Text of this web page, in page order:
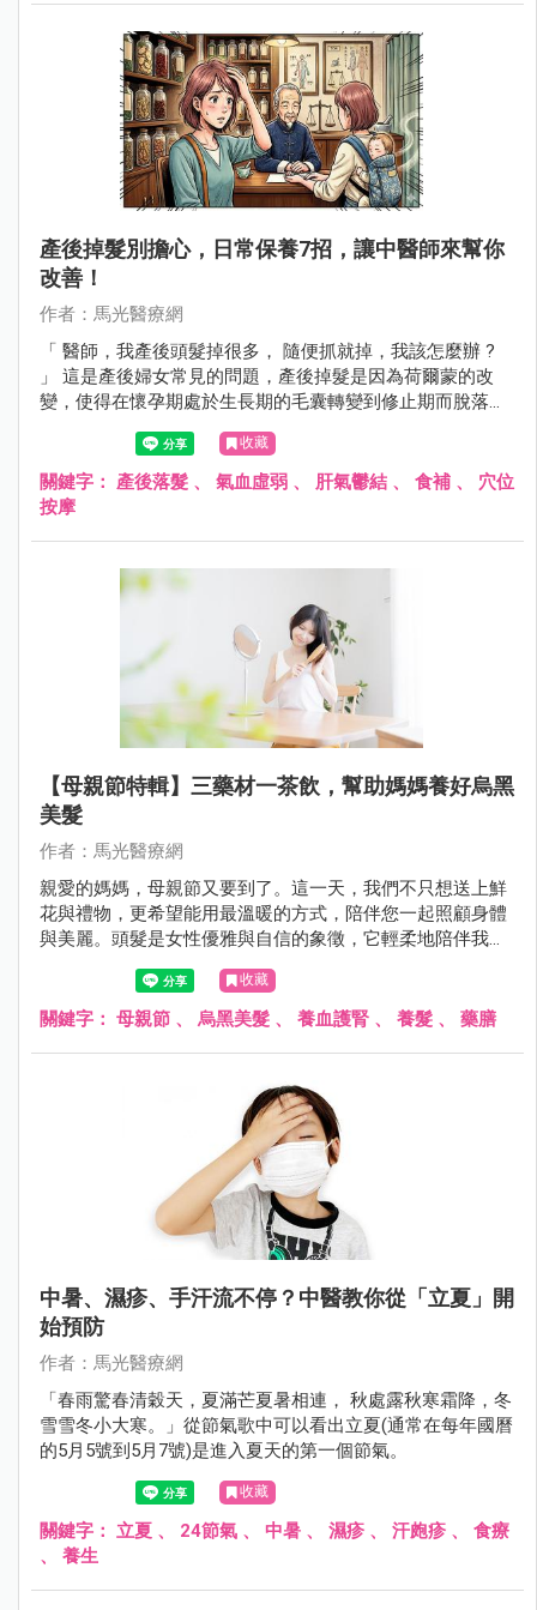
產後掉髮別擔心，日常保養7招，讓中醫師來幫你
改善！
作者：馬光醫療網
「 醫師，我產後頭髮掉很多， 隨便抓就掉，我該怎麼辦 ?
」 這是產後婦女常見的問題，產後掉髮是因為荷爾蒙的改
變，使得在懷孕期處於生長期的毛囊轉變到修止期而脫落，
通常在產後3到6個月開始，半年後會慢慢恢復，此外情緒壓
力、身心疲勞、氣血虛弱等情形會加劇產後掉髮的情況，如
果產後掉髮持續超過一年或掉髮嚴重 ，就應該尋求中醫師幫
忙調理。
收藏
關鍵字： 產後落髮 、 氣血虛弱 、 肝氣鬱結 、 食補 、 穴位
按摩
【母親節特輯】三藥材一茶飲，幫助媽媽養好烏黑
美髮
作者：馬光醫療網
親愛的媽媽，母親節又要到了。這一天，我們不只想送上鮮
花與禮物，更希望能用最溫暖的方式，陪伴您一起照顧身體
與美麗。頭髮是女性優雅與自信的象徵，它輕柔地陪伴我們
走過每一個日子。
收藏
關鍵字： 母親節 、 烏黑美髮 、 養血護腎 、 養髮 、 藥膳
中暑、濕疹、手汗流不停？中醫教你從「立夏」開
始預防
作者：馬光醫療網
「春雨驚春清穀天，夏滿芒夏暑相連， 秋處露秋寒霜降，冬
雪雪冬小大寒。」從節氣歌中可以看出立夏(通常在每年國曆
的5月5號到5月7號)是進入夏天的第一個節氣。
收藏
關鍵字： 立夏 、 24節氣 、 中暑 、 濕疹 、 汗皰疹 、 食療
、 養生